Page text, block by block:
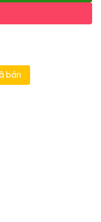
bán